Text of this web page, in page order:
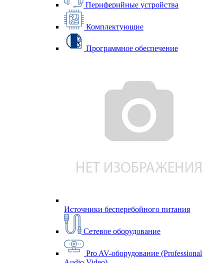
Периферийные устройства
Комплектующие
Программное обеспечение
Источники бесперебойного питания
Сетевое оборудование
Pro AV-оборудование (Professional